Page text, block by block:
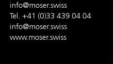
info@moser.swiss
Tel. +41 (0)33 439 04 04
info@moser.swiss
www.moser.swiss